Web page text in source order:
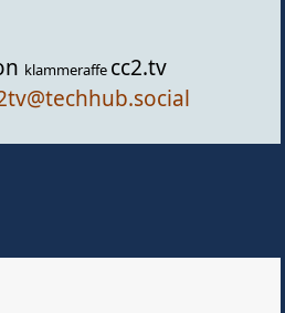
klammeraffe cc2.tv